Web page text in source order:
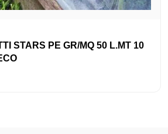
STARS PE GR/MQ 50 L.MT 10